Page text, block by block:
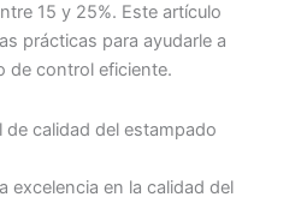
15 y 25%. Este artículo
prácticas para ayudarle a
de control eficiente.
de calidad del estampado
excelencia en la calidad del